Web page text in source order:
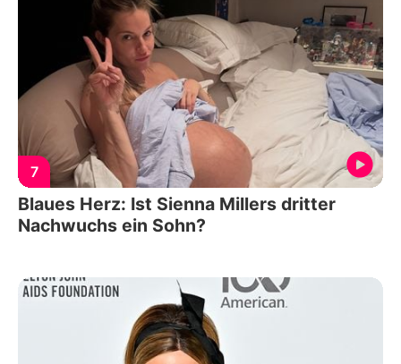
7
Blaues Herz: Ist Sienna Millers dritter
Nachwuchs ein Sohn?